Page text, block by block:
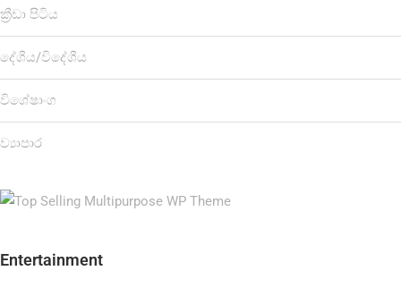
ක්‍රීඩා පිටිය
දේශීය/විදේශීය
විශේෂාංග
ව්‍යාපාර
Entertainment